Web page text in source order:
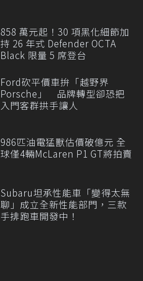
858 萬元起！30 項黑化細節加
持 26 年式 Defender OCTA
Black 限量 5 席登台
Ford砍平價車拚「越野界
Porsche」 品牌轉型卻恐把
入門客群拱手讓人
986匹油電猛獸估價破億元 全
球僅4輛McLaren P1 GT將拍賣
Subaru坦承性能車「變得太無
聊」成立全新性能部門，三款
手排跑車開發中！